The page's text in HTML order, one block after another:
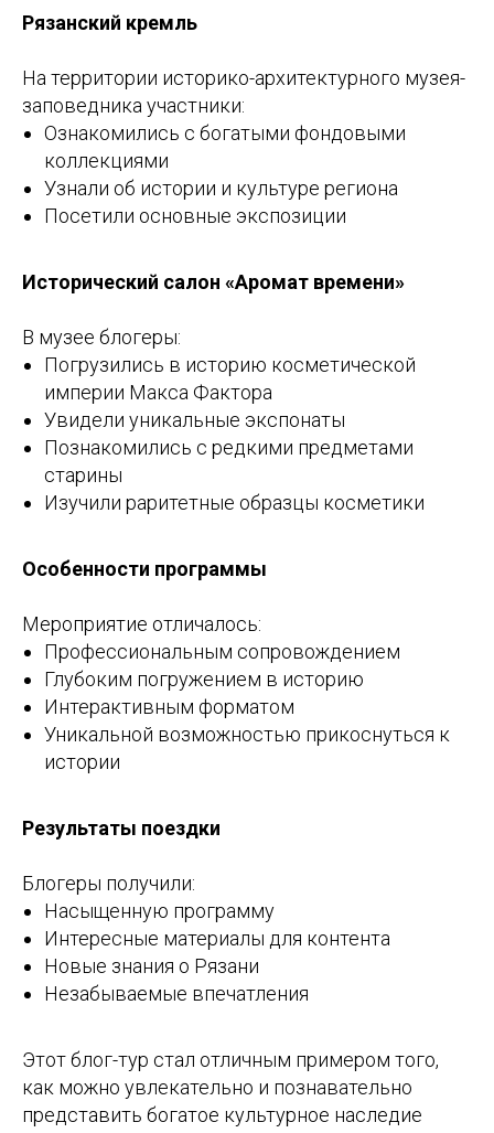
Рязанский кремль
На территории историко-архитектурного музея-
заповедника участники:
Ознакомились с богатыми фондовыми
коллекциями
Узнали об истории и культуре региона
Посетили основные экспозиции
Исторический салон «Аромат времени»
В музее блогеры:
Погрузились в историю косметической
империи Макса Фактора
Увидели уникальные экспонаты
Познакомились с редкими предметами
старины
Изучили раритетные образцы косметики
Особенности программы
Мероприятие отличалось:
Профессиональным сопровождением
Глубоким погружением в историю
Интерактивным форматом
Уникальной возможностью прикоснуться к
истории
Результаты поездки
Блогеры получили:
Насыщенную программу
Интересные материалы для контента
Новые знания о Рязани
Незабываемые впечатления
Этот блог-тур стал отличным примером того,
как можно увлекательно и познавательно
представить богатое культурное наследие